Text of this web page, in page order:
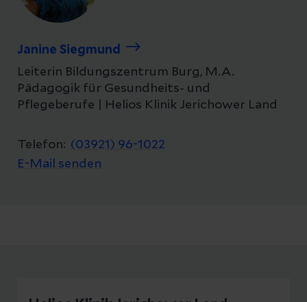
Janine Siegmund
Leiterin Bildungszentrum Burg, M.A.
Pädagogik für Gesundheits- und
Pflegeberufe | Helios Klinik Jerichower Land
Telefon: (03921) 96-1022
E-Mail senden